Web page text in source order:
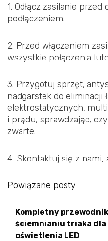
1. Odłącz zasilanie
podłączeniem.
2. Przed włączeniem
wszystkie połączenia
3. Przygotuj sprzęt,
nadgarstek do eliminacji
elektrostatycznych,
i prądu, sprawdzając,
zwarte.
4. Skontaktuj się z nami,
Powiązane posty
Kompletny
ściemnianiu triaka dla
oświetlenia LED